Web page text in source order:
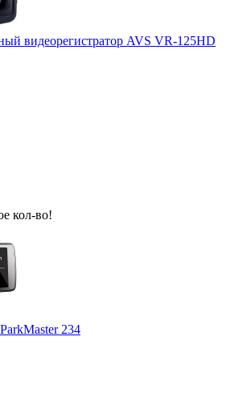
видеорегистратор AVS VR-125HD
кол-во!
234